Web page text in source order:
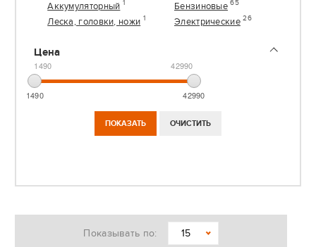
Аккумуляторный 1 Бензиновые 65
Леска, головки, ножи 1 Электрические 26
Цена
1490 42990
1490 42990
Показывать по: 15